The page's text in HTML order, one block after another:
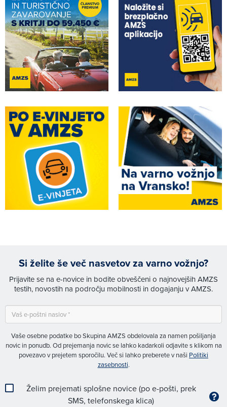
Si želite še več nasvetov za varno vožnjo?
Prijavite se na e-novice in bodite obveščeni o najnovejših AMZS
testih, novostih na področju mobilnosti in dogajanju v AMZS.
Vaše osebne podatke bo Skupina AMZS obdelovala za namen pošiljanja
novic in ponudb. Od prejemanja novic se lahko kadarkoli odjavite s klikom na
povezavo v prejetem sporočilu. Več si lahko preberete v naši Politiki
zasebnosti.
Želim prejemati splošne novice (po e-pošti, prek
SMS, telefonskega klica)